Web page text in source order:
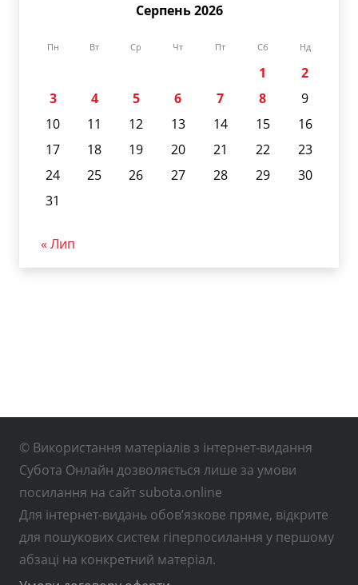
Серпень 2026
Пн Вт Ср Чт Пт Сб Нд
1
2
3
4 5 6 7 8
9
10
11 12 13 14 15
16
17
18 19 20 21 22
23
24
25 26 27 28 29
30
31
« Лип
© Використання матеріалів з інтернет-видання
Субота Онлайн дозволяється лише за умови
посилання на сайт subota.online
Для інтернет-видань обов’язкове пряме, відкрите
для пошукових систем гіперпосилання у першому
абзаці на конкретний матеріал.